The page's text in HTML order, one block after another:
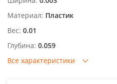
Материал: Пластик
Вес: 0.01
Глубина: 0.059
Все характеристики